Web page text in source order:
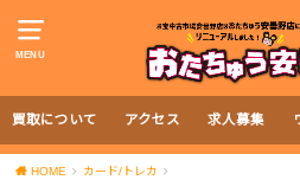
MENU
買取について アクセス 求人募集
HOME カード/トレカ